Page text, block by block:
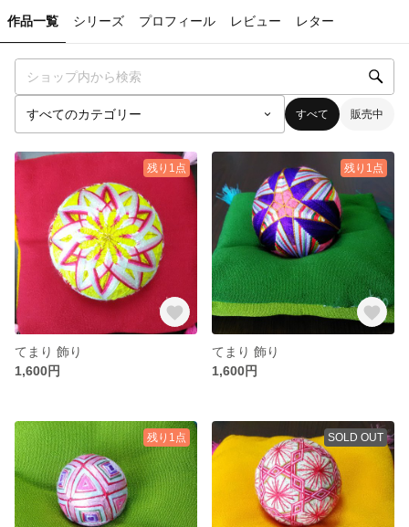
作品一覧 シリーズ プロフィール レビュー レター
すべて 販売中
残り1点
てまり 飾り
1,600円
残り1点
てまり 飾り
1,600円
残り1点 SOLD OUT